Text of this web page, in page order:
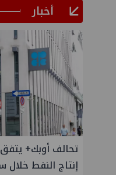
أخبار
على زيادة طفيفة في